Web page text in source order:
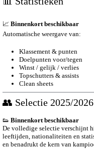
📈 Binnenkort beschikbaar
Automatische weergave van:
Klassement & punten
Doelpunten voor/tegen
Winst / gelijk / verlies
Topschutters & assists
Clean sheets
👥 Selectie 2025/2026
👟 Binnenkort beschikbaar
De volledige selectie verschijnt
leeftijden, nationaliteiten en
en benadrukt de kern van